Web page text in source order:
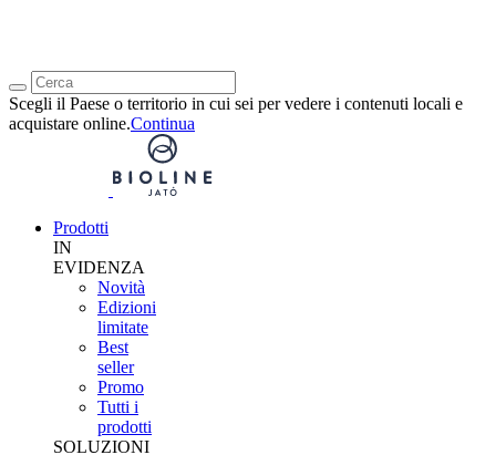
Scegli il Paese o territorio in cui sei per vedere i contenuti locali e
acquistare online.Continua
Prodotti
IN
EVIDENZA
Novità
Edizioni
limitate
Best
seller
Promo
Tutti i
prodotti
SOLUZIONI